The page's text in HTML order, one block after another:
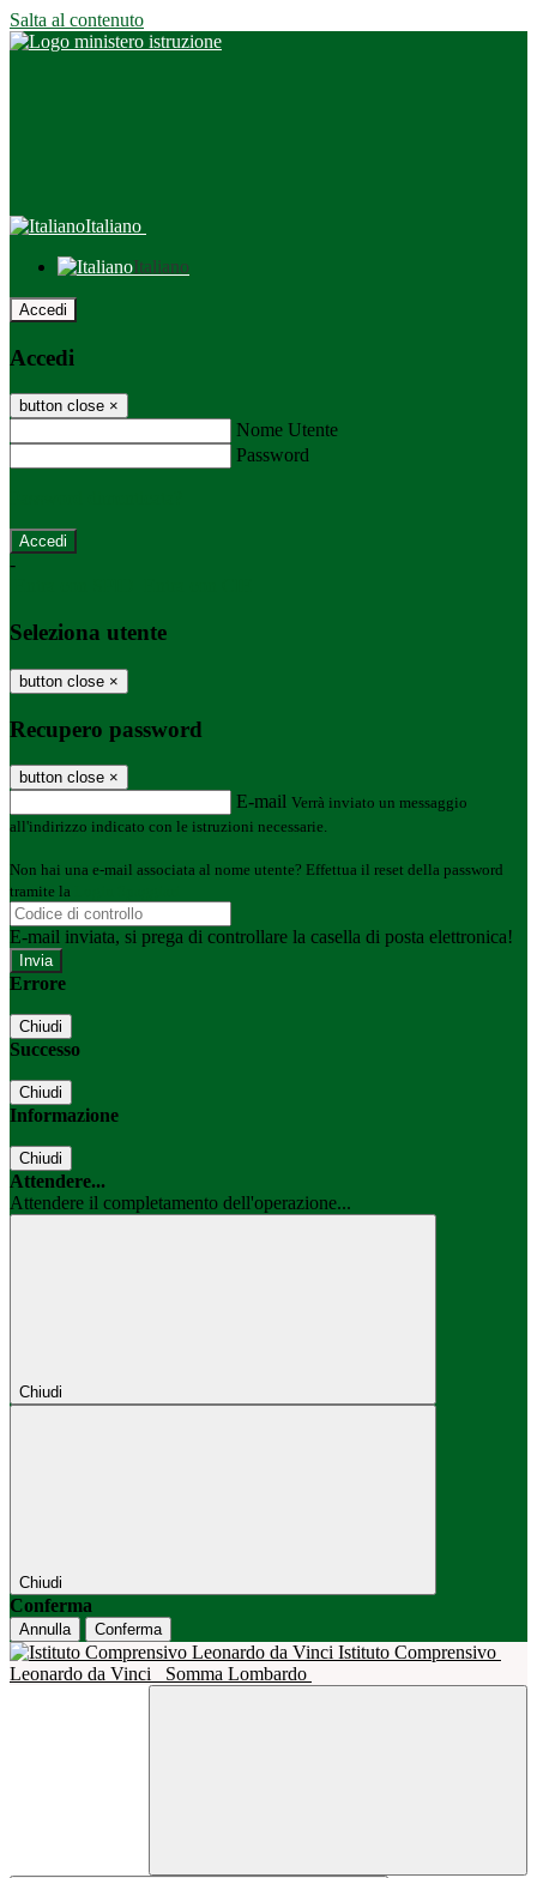
Salta al contenuto
Italiano
Italiano
Accedi
Accedi
button close ×
Nome Utente
Password
-
Seleziona utente
button close ×
Recupero password
button close ×
E-mail Verrà inviato un messaggio
all'indirizzo indicato con le istruzioni necessarie.
Non hai una e-mail associata al nome utente? Effettua il reset della password
tramite la
E-mail inviata, si prega di controllare la casella di posta elettronica!
Errore
Chiudi
Successo
Chiudi
Informazione
Chiudi
Attendere...
Attendere il completamento dell'operazione...
Chiudi
Chiudi
Conferma
Annulla Conferma
Istituto Comprensivo
Leonardo da Vinci
Somma Lombardo